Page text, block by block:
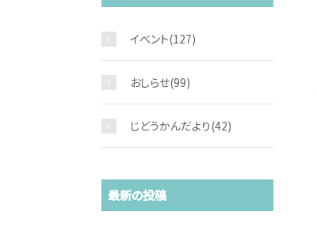
イベント(127)
おしらせ(99)
じどうかんだより(42)
最新の投稿